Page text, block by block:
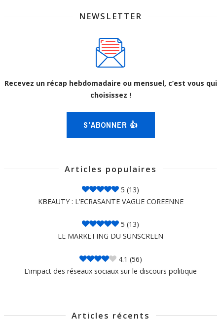
NEWSLETTER
Recevez un récap hebdomadaire ou mensuel, c’est vous qui
choisissez !
S'ABONNER 👍
Articles populaires
5 (13)
KBEAUTY : L’ECRASANTE VAGUE COREENNE
5 (13)
LE MARKETING DU SUNSCREEN
4.1 (56)
L’impact des réseaux sociaux sur le discours politique
Articles récents